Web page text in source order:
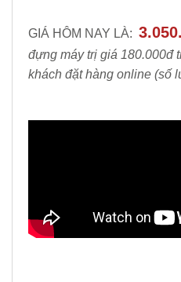
GIÁ HÔM NAY LÀ:
đựng máy trị giá 180.000đ
khách đặt hàng online (số